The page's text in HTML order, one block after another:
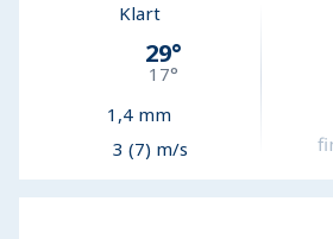
Klart
29°
17°
1,4 mm
3 (7) m/s